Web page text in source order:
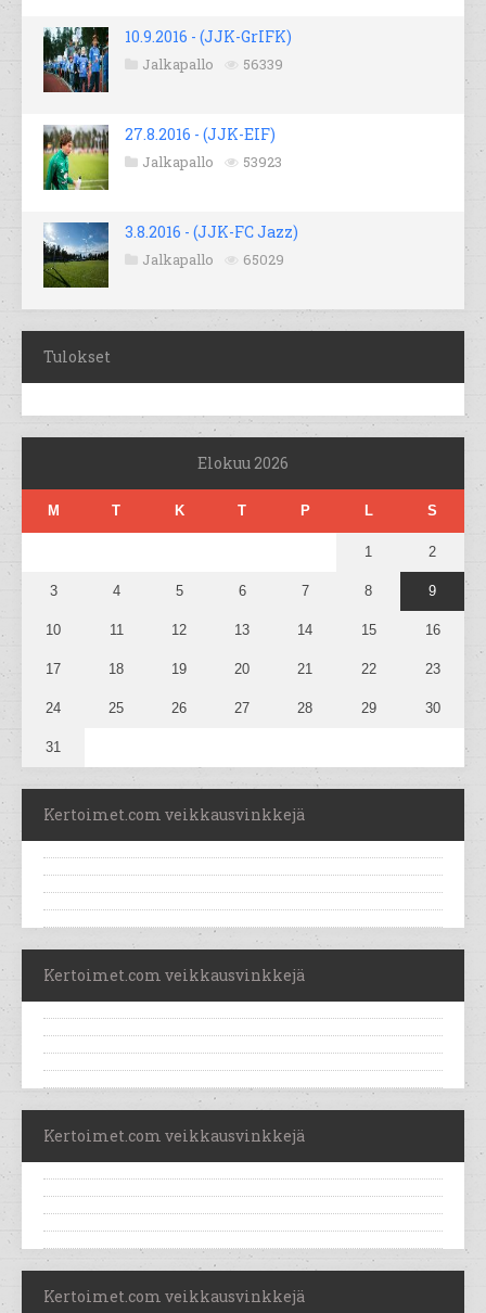
10.9.2016 - (JJK-GrIFK)
Jalkapallo 56339
27.8.2016 - (JJK-EIF)
Jalkapallo 53923
3.8.2016 - (JJK-FC Jazz)
Jalkapallo 65029
Tulokset
Elokuu 2026
M T K T P L S
1 2
3 4 5 6 7 8 9
10 11 12 13 14 15 16
17 18 19 20 21 22 23
24 25 26 27 28 29 30
31
Kertoimet.com veikkausvinkkejä
Kertoimet.com veikkausvinkkejä
Kertoimet.com veikkausvinkkejä
Kertoimet.com veikkausvinkkejä